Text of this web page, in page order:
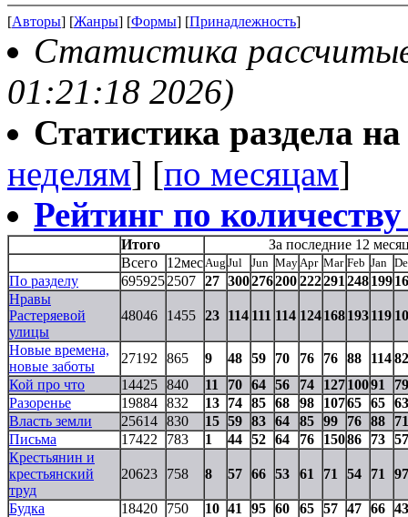
[Авторы] [Жанры] [Формы] [Принадлежность]
Статистика
01:21:18 2026)
Статистика раздела
неделям] [по месяцам]
Рейтинг по
Итого
За последние 12
Всего
12мес Aug Jul Jun May Apr Mar Feb Jan
По разделу 6959252507 27 300276200222291 248199
Нравы
Растеряевой
улицы
48046 1455 23 114 111 114 124168193119
Новые времена,
новые заботы
27192 865 9 48 59 70 76 76 88 11482
Кой про что
14425 840 11 70 64 56 74 12710091
79
Разоренье
19884 832 13 74 85 68 98 10765 65 63
Власть земли
25614 830 15 59 83 64 85 99 76 88
71
Письма
17422 783 1 44 52 64 76 15086 73 57
Крестьянин и
крестьянский
труд
20623 758 8 57 66 53 61 71 54 71 97
Будка 18420 750 10 41 95 60 65 57 47 66 43